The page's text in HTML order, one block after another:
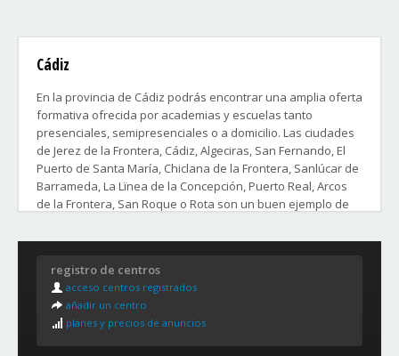
Cádiz
En la provincia de Cádiz podrás encontrar una amplia oferta
formativa ofrecida por academias y escuelas tanto
presenciales, semipresenciales o a domicilio. Las ciudades
de Jerez de la Frontera, Cádiz, Algeciras, San Fernando, El
Puerto de Santa María, Chiclana de la Frontera, Sanlúcar de
Barrameda, La Lïnea de la Concepción, Puerto Real, Arcos
de la Frontera, San Roque o Rota son un buen ejemplo de
1. El Mentidero, San Juan, El Balón, La Viña.
2. Santa María, El Pópulo, Astilleros, Barriada de la Paz.
3. Loreto, Puntales, Djienkulu.
registro de centros
acceso centros registrados
añadir un centro
planes y precios de anuncios